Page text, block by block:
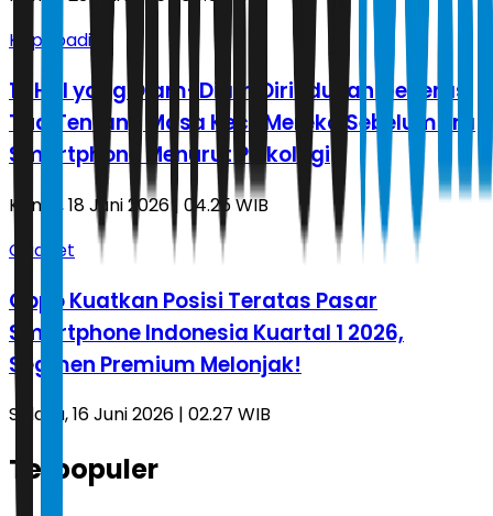
Kepribadian
10 Hal yang Diam-Diam Dirindukan Generasi
Tua Tentang Masa Kecil Mereka Sebelum Era
Smartphone Menurut Psikologi
Kamis, 18 Juni 2026 | 04.25 WIB
Gadget
Oppo Kuatkan Posisi Teratas Pasar
Smartphone Indonesia Kuartal 1 2026,
Segmen Premium Melonjak!
Selasa, 16 Juni 2026 | 02.27 WIB
Terpopuler